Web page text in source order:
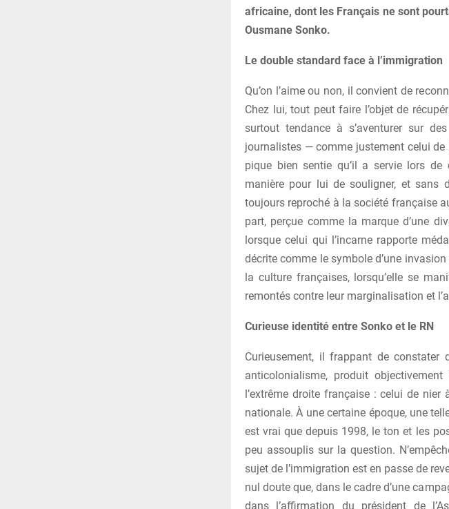
africaine, dont les Français ne sont
Ousmane Sonko.
Le double standard face à l’immigration
Qu’on l’aime ou non, il convient de
Chez lui, tout peut faire l’objet de
surtout tendance à s’aventurer sur
journalistes — comme justement celui de
pique bien sentie qu’il a servie lors
manière pour lui de souligner, et sans
toujours reproché à la société française
part, perçue comme la marque d’une
lorsque celui qui l’incarne rapporte
décrite comme le symbole d’une
la culture françaises, lorsqu’elle se
remontés contre leur marginalisation et
Curieuse identité entre Sonko et le RN
Curieusement, il frappant de constater
anticolonialisme, produit
l’extrême droite française : celui de
nationale. À une certaine époque, une
est vrai que depuis 1998, le ton et les
peu assouplis sur la question.
sujet de l’immigration est en passe de
nul doute que, dans le cadre d’une
dans l’affirmation du président de